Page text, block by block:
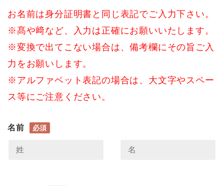
お名前は身分証明書と同じ表記でご入力下さい。
※髙や﨑など、入力は正確にお願いいたします。
※変換で出てこない場合は、備考欄にその旨ご入
力をお願いします。
※アルファベット表記の場合は、大文字やスペー
ス等にご注意ください。
名前 必須